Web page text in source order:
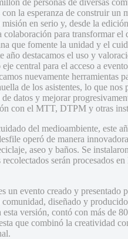
la esperanza de construir un
misión en serio y, desde la
colaboración para transformar el
que fomente la unidad y el
año destacamos el uso y
central para el acceso a
nuevamente herramientas
de los asistentes, lo que nos
datos y mejorar
con el MTT, DTPM y otras
del medioambiente, este
operó de manera
aseo y baños. Se
serán procesados
un evento creado y presentado
comunidad, diseñado y
versión, contó con más de
que combinó la creatividad